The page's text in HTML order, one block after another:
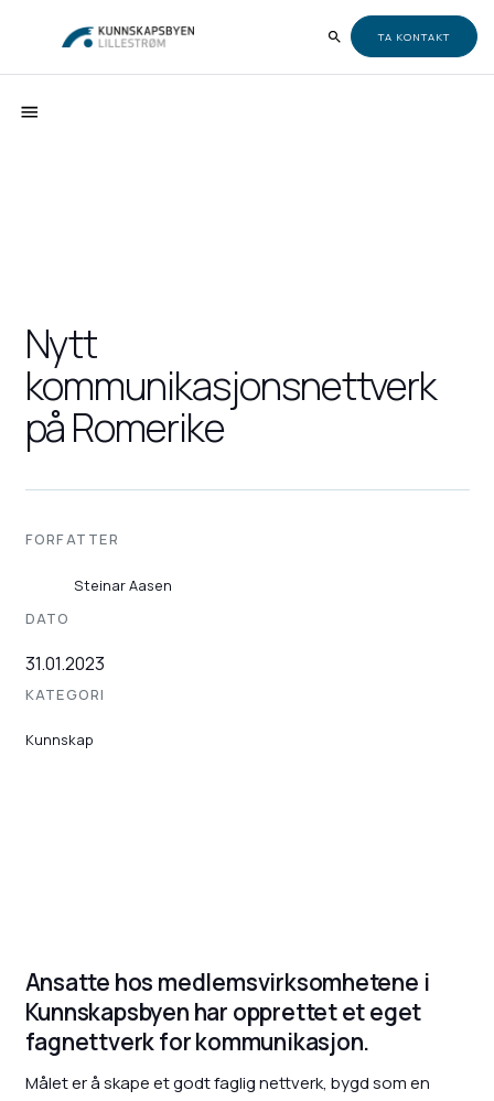
TA KONTAKT
Nytt
kommunikasjonsnettverk
på Romerike
FORFATTER
Steinar Aasen
DATO
31.01.2023
KATEGORI
Kunnskap
Ansatte hos medlemsvirksomhetene i
Kunnskapsbyen har opprettet et eget
fagnettverk for kommunikasjon.
Målet er å skape et godt faglig nettverk, bygd som en